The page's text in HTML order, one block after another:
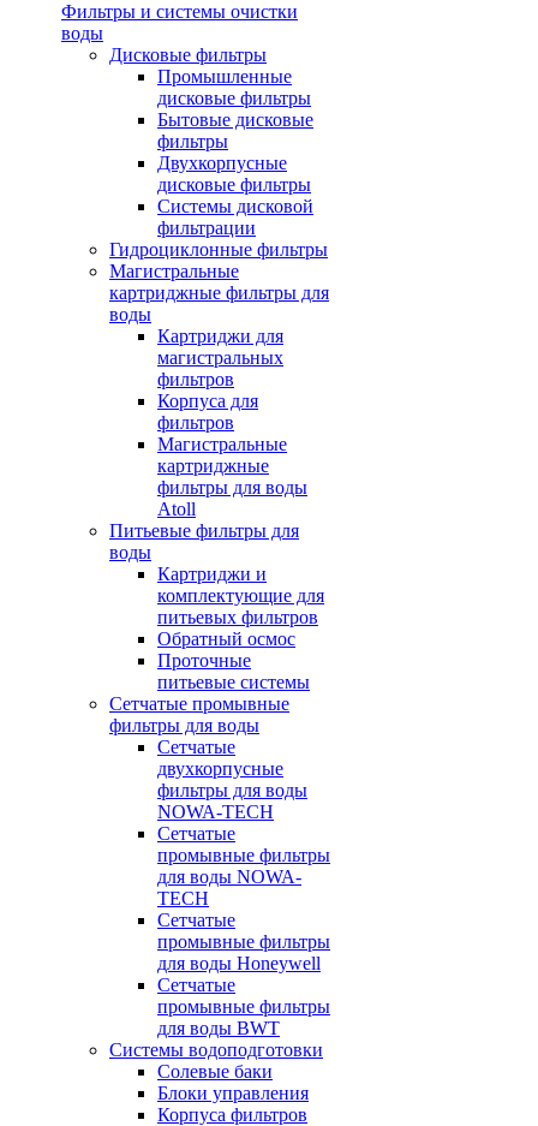
Фильтры и системы очистки
воды
Дисковые фильтры
Промышленные
дисковые фильтры
Бытовые дисковые
фильтры
Двухкорпусные
дисковые фильтры
Системы дисковой
фильтрации
Гидроциклонные фильтры
Магистральные
картриджные фильтры для
воды
Картриджи для
магистральных
фильтров
Корпуса для
фильтров
Магистральные
картриджные
фильтры для воды
Atoll
Питьевые фильтры для
воды
Картриджи и
комплектующие для
питьевых фильтров
Обратный осмос
Проточные
питьевые системы
Сетчатые промывные
фильтры для воды
Сетчатые
двухкорпусные
фильтры для воды
NOWA-TECH
Сетчатые
промывные фильтры
для воды NOWA-
TECH
Сетчатые
промывные фильтры
для воды Honeywell
Сетчатые
промывные фильтры
для воды BWT
Системы водоподготовки
Солевые баки
Блоки управления
Корпуса фильтров